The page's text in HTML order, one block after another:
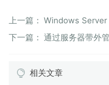
上一篇： Windows Server
下一篇： 通过服务器带外管
相关文章